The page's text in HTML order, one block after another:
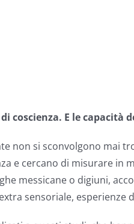
coscienza. E le capacità
non si sconvolgono mai
e cercano di misurare in
messicane o digiuni,
sensoriale, esperienze